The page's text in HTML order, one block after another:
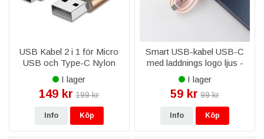
USB Kabel 2 i 1 för Micro
USB och Type-C Nylon
Flätad - Guld
I lager
149 kr 199 kr
Info Köp
Smart USB-kabel USB-C
med laddnings logo ljus -
Rosa färg
I lager
59 kr 99 kr
Info Köp